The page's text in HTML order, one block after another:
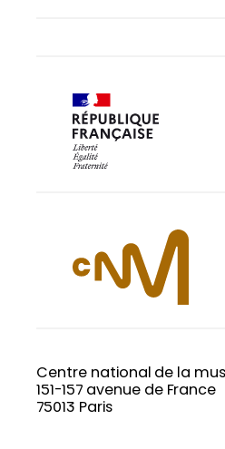
Centre national de la
151-157 avenue de France
75013 Paris